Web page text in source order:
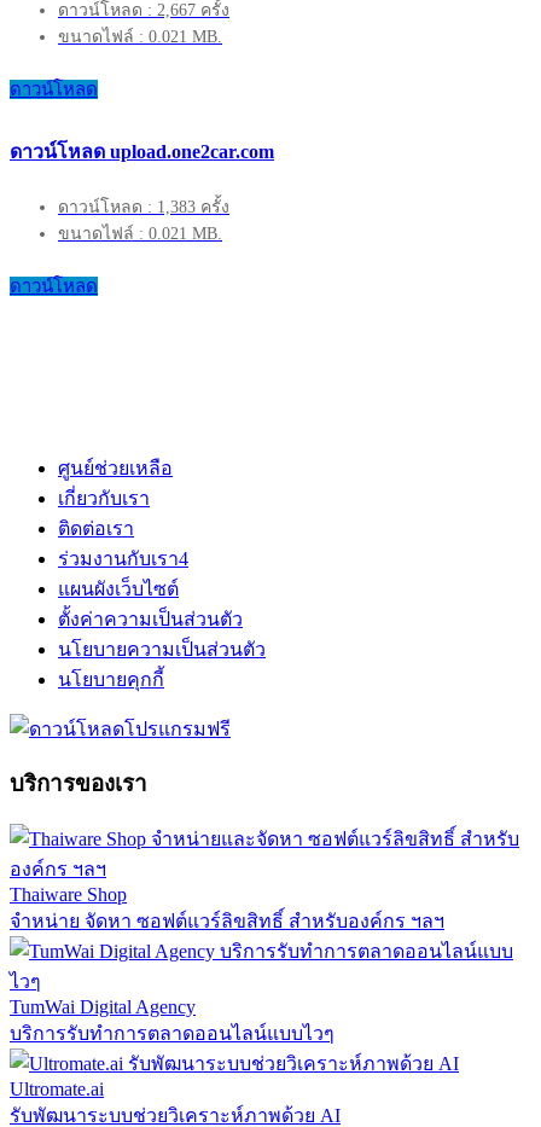
ดาวน์โหลด : 2,667 ครั้ง
ขนาดไฟล์ : 0.021 MB.
ดาวน์โหลด
ดาวน์โหลด upload.one2car.com
ดาวน์โหลด : 1,383 ครั้ง
ขนาดไฟล์ : 0.021 MB.
ดาวน์โหลด
ศูนย์ช่วยเหลือ
เกี่ยวกับเรา
ติดต่อเรา
ร่วมงานกับเรา4
แผนผังเว็บไซต์
ตั้งค่าความเป็นส่วนตัว
นโยบายความเป็นส่วนตัว
นโยบายคุกกี้
บริการของเรา
Thaiware Shop
จำหน่าย จัดหา ซอฟต์แวร์ลิขสิทธิ์ สำหรับองค์กร ฯลฯ
TumWai Digital Agency
บริการรับทำการตลาดออนไลน์แบบไวๆ
Ultromate.ai
รับพัฒนาระบบช่วยวิเคราะห์ภาพด้วย AI